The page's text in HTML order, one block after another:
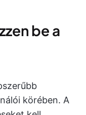
be a
körében. A